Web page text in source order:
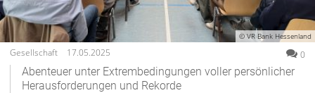
© VR Bank Hessenland
Gesellschaft 17.05.2025 0
Abenteuer unter Extrembedingungen voller persönlicher
Herausforderungen und Rekorde